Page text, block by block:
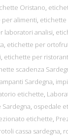
Oristano,
alimenti, etichette
laboratori analisi,
, etichette per
, etichette per
scadenza
Sardegna,
etichette,
, ospedale
etichette,
cassa sardegna,